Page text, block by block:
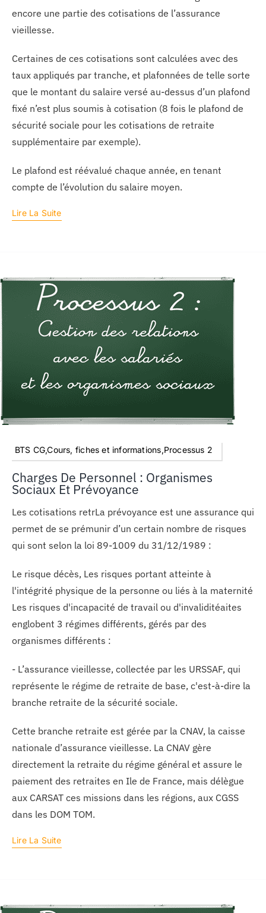
encore une partie des cotisations de l’assurance
vieillesse.
Certaines de ces cotisations sont calculées avec des
taux appliqués par tranche, et plafonnées de telle sorte
que le montant du salaire versé au-dessus d’un plafond
fixé n’est plus soumis à cotisation (8 fois le plafond de
sécurité sociale pour les cotisations de retraite
supplémentaire par exemple).
Le plafond est réévalué chaque année, en tenant
compte de l’évolution du salaire moyen.
Lire La Suite
BTS CG,Cours, fiches et informations,Processus 2
Charges De Personnel : Organismes
Sociaux Et Prévoyance
Les cotisations retrLa prévoyance est une assurance qui
permet de se prémunir d’un certain nombre de risques
qui sont selon la loi 89-1009 du 31/12/1989 :
Le risque décès, Les risques portant atteinte à
l'intégrité physique de la personne ou liés à la maternité
Les risques d'incapacité de travail ou d'invaliditéaites
englobent 3 régimes différents, gérés par des
organismes différents :
- L’assurance vieillesse, collectée par les URSSAF, qui
représente le régime de retraite de base, c'est-à-dire la
branche retraite de la sécurité sociale.
Cette branche retraite est gérée par la CNAV, la caisse
nationale d’assurance vieillesse. La CNAV gère
directement la retraite du régime général et assure le
paiement des retraites en Ile de France, mais délègue
aux CARSAT ces missions dans les régions, aux CGSS
dans les DOM TOM.
Lire La Suite